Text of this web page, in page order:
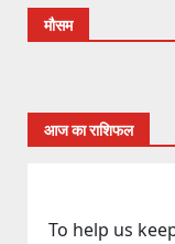
मौसम
आज का राशिफल